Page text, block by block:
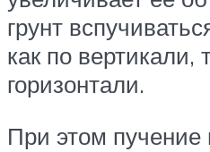
грунт
как по вертикали,
горизонтали.
При этом